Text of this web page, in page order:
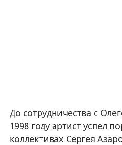
До сотрудничества с
1998 году артист успел
коллективах Сергея